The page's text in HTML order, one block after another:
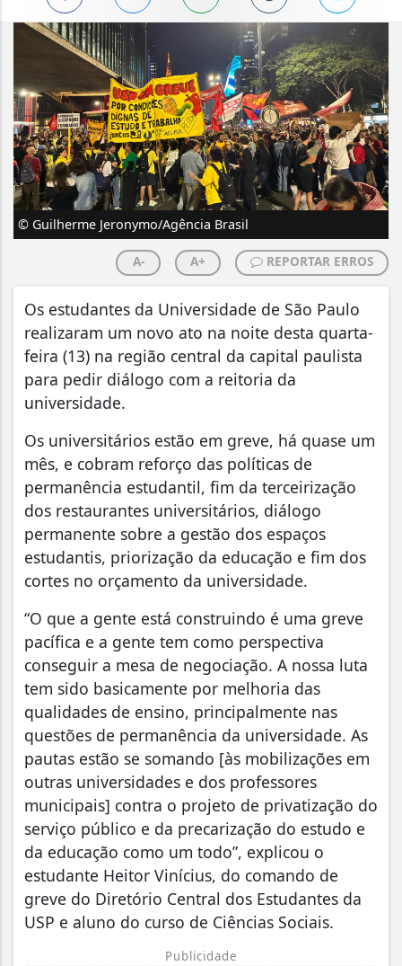
© Guilherme Jeronymo/Agência Brasil
A- A+ REPORTAR ERROS
Os estudantes da Universidade de São Paulo
realizaram um novo ato na noite desta quarta-
feira (13) na região central da capital paulista
para pedir diálogo com a reitoria da
universidade.
Os universitários estão em greve, há quase um
mês, e cobram reforço das políticas de
permanência estudantil, fim da terceirização
dos restaurantes universitários, diálogo
permanente sobre a gestão dos espaços
estudantis, priorização da educação e fim dos
cortes no orçamento da universidade.
“O que a gente está construindo é uma greve
pacífica e a gente tem como perspectiva
conseguir a mesa de negociação. A nossa luta
tem sido basicamente por melhoria das
qualidades de ensino, principalmente nas
questões de permanência da universidade. As
pautas estão se somando [às mobilizações em
outras universidades e dos professores
municipais] contra o projeto de privatização do
serviço público e da precarização do estudo e
da educação como um todo”, explicou o
estudante Heitor Vinícius, do comando de
greve do Diretório Central dos Estudantes da
USP e aluno do curso de Ciências Sociais.
Publicidade